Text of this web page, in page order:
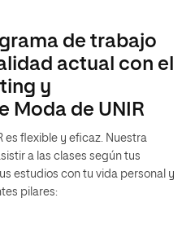
de trabajo
actual con el
y
Moda de UNIR
es flexible y eficaz. Nuestra
a las clases según tus
estudios con tu vida personal y
pilares: